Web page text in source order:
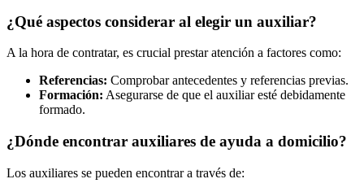
¿Qué aspectos considerar al elegir un auxiliar?
A la hora de contratar, es crucial prestar atención a factores como:
Referencias: Comprobar antecedentes y referencias previas.
Formación: Asegurarse de que el auxiliar esté debidamente
formado.
¿Dónde encontrar auxiliares de ayuda a domicilio?
Los auxiliares se pueden encontrar a través de: